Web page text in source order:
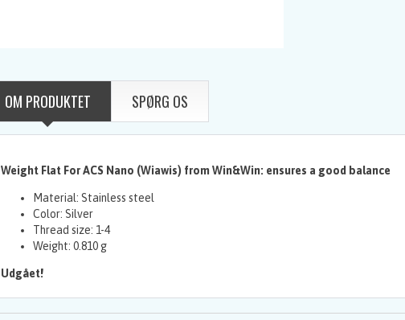
OM PRODUKTET SPØRG OS
Weight Flat For ACS Nano (Wiawis) from Win&Win: ensures a good balance
Material: Stainless steel
Color: Silver
Thread size: 1-4
Weight: 0.810 g
Udgået!